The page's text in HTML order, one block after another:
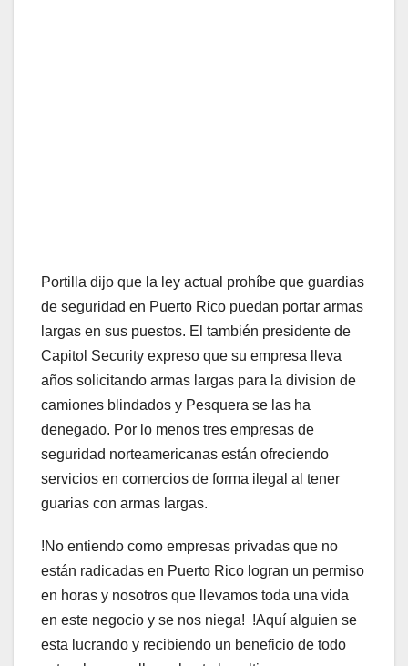
Portilla dijo que la ley actual prohíbe que guardias
de seguridad en Puerto Rico puedan portar armas
largas en sus puestos. El también presidente de
Capitol Security expreso que su empresa lleva
años solicitando armas largas para la division de
camiones blindados y Pesquera se las ha
denegado. Por lo menos tres empresas de
seguridad norteamericanas están ofreciendo
servicios en comercios de forma ilegal al tener
guarias con armas largas.
!No entiendo como empresas privadas que no
están radicadas en Puerto Rico logran un permiso
en horas y nosotros que llevamos toda una vida
en este negocio y se nos niega! !Aquí alguien se
esta lucrando y recibiendo un beneficio de todo